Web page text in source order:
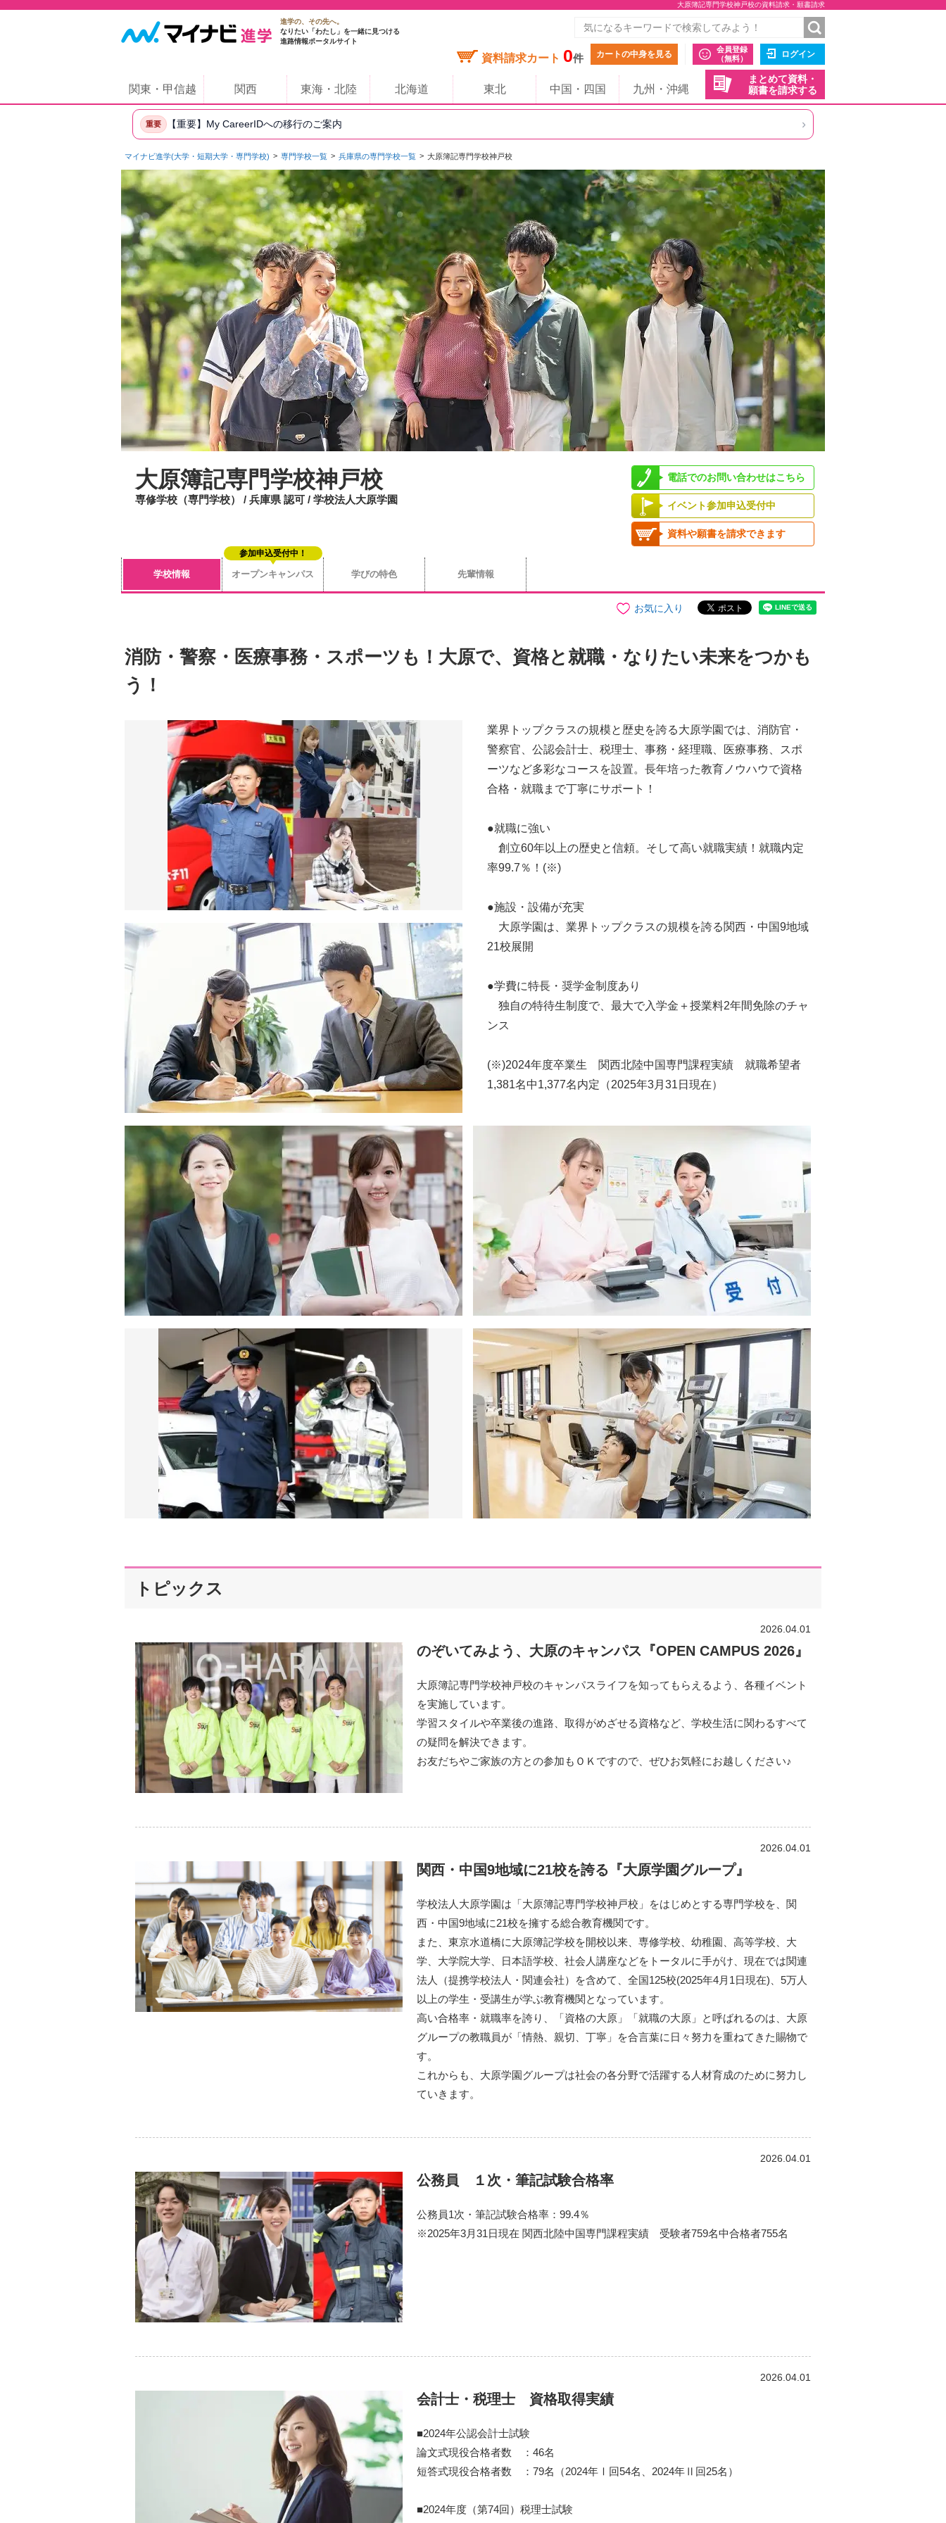
大原簿記専門学校神戸校の資料請求・願書請求
進学の、その先へ。
なりたい「わたし」を一緒に見つける
進路情報ポータルサイト
資料請求カート 0件 カートの中身を見る
会員登録
（無料）
ログイン
まとめて資料・
願書を請求する
関東・甲信越 関西 東海・北陸 北海道 東北 中国・四国 九州・沖縄
重要 【重要】My CareerIDへの移行のご案内 ›
マイナビ進学(大学・短期大学・専門学校) 専門学校一覧 兵庫県の専門学校一覧 大原簿記専門学校神戸校
大原簿記専門学校神戸校
専修学校（専門学校） / 兵庫県 認可 / 学校法人大原学園
電話でのお問い合わせはこちら
イベント参加申込受付中
資料や願書を請求できます
学校情報 オープンキャンパス
参加申込受付中！
学びの特色 先輩情報
お気に入り
消防・警察・医療事務・スポーツも！大原で、資格と就職・なりたい未来をつかも
う！
業界トップクラスの規模と歴史を誇る大原学園では、消防官・
警察官、公認会計士、税理士、事務・経理職、医療事務、スポ
ーツなど多彩なコースを設置。長年培った教育ノウハウで資格
合格・就職まで丁寧にサポート！
●就職に強い
創立60年以上の歴史と信頼。そして高い就職実績！就職内定
率99.7％！(※)
●施設・設備が充実
大原学園は、業界トップクラスの規模を誇る関西・中国9地域
21校展開
●学費に特長・奨学金制度あり
独自の特待生制度で、最大で入学金＋授業料2年間免除のチャ
ンス
(※)2024年度卒業生 関西北陸中国専門課程実績 就職希望者
1,381名中1,377名内定（2025年3月31日現在）
トピックス
2026.04.01
のぞいてみよう、大原のキャンパス『OPEN CAMPUS 2026』
大原簿記専門学校神戸校のキャンパスライフを知ってもらえるよう、各種イベント
を実施しています。
学習スタイルや卒業後の進路、取得がめざせる資格など、学校生活に関わるすべて
の疑問を解決できます。
お友だちやご家族の方との参加もＯＫですので、ぜひお気軽にお越しください♪
2026.04.01
関西・中国9地域に21校を誇る『大原学園グループ』
学校法人大原学園は「大原簿記専門学校神戸校」をはじめとする専門学校を、関
西・中国9地域に21校を擁する総合教育機関です。
また、東京水道橋に大原簿記学校を開校以来、専修学校、幼稚園、高等学校、大
学、大学院大学、日本語学校、社会人講座などをトータルに手がけ、現在では関連
法人（提携学校法人・関連会社）を含めて、全国125校(2025年4月1日現在)、5万人
以上の学生・受講生が学ぶ教育機関となっています。
高い合格率・就職率を誇り、「資格の大原」「就職の大原」と呼ばれるのは、大原
グループの教職員が「情熱、親切、丁寧」を合言葉に日々努力を重ねてきた賜物で
す。
これからも、大原学園グループは社会の各分野で活躍する人材育成のために努力し
ていきます。
2026.04.01
公務員 １次・筆記試験合格率
公務員1次・筆記試験合格率：99.4％
※2025年3月31日現在 関西北陸中国専門課程実績 受験者759名中合格者755名
2026.04.01
会計士・税理士 資格取得実績
■2024年公認会計士試験
論文式現役合格者数 ：46名
短答式現役合格者数 ：79名（2024年Ⅰ回54名、2024年Ⅱ回25名）
■2024年度（第74回）税理士試験